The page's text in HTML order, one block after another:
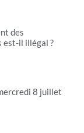
des
est-il illégal ?
8 juillet